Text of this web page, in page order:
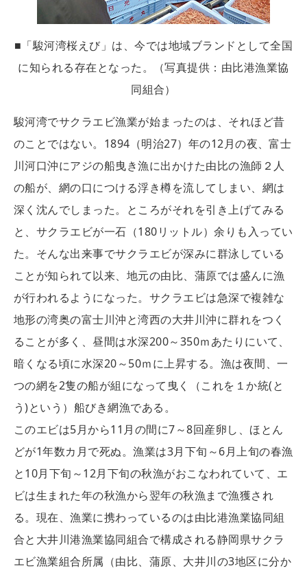
■「駿河湾桜えび」は、今では地域ブランドとして全国
に知られる存在となった。（写真提供：由比港漁業協
同組合）
駿河湾でサクラエビ漁業が始まったのは、それほど昔
のことではない。1894（明治27）年の12月の夜、富士
川河口沖にアジの船曳き漁に出かけた由比の漁師２人
の船が、網の口につける浮き樽を流してしまい、網は
深く沈んでしまった。ところがそれを引き上げてみる
と、サクラエビが一石（180リットル）余りも入ってい
た。そんな出来事でサクラエビが深みに群泳している
ことが知られて以来、地元の由比、蒲原では盛んに漁
が行われるようになった。サクラエビは急深で複雑な
地形の湾奥の富士川沖と湾西の大井川沖に群れをつく
ることが多く、昼間は水深200～350ｍあたりにいて、
暗くなる頃に水深20～50ｍに上昇する。漁は夜間、一
つの網を2隻の船が組になって曳く（これを１か統(と
う)という）船びき網漁である。
このエビは5月から11月の間に7～8回産卵し、ほとん
どが1年数カ月で死ぬ。漁業は3月下旬～6月上旬の春漁
と10月下旬～12月下旬の秋漁がおこなわれていて、エ
ビは生まれた年の秋漁から翌年の秋漁まで漁獲され
る。現在、漁業に携わっているのは由比港漁業協同組
合と大井川港漁業協同組合で構成される静岡県サクラ
エビ漁業組合所属（由比、蒲原、大井川の3地区に分か